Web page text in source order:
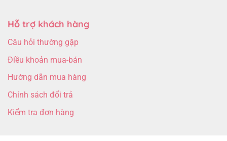
Hỗ trợ khách hàng
Câu hỏi thường gặp
Điều khoản mua-bán
Hướng dẫn mua hàng
Chính sách đổi trả
Kiểm tra đơn hàng